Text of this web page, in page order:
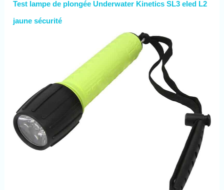
Test lampe de plongée Underwater Kinetics SL3 eled L2
jaune sécurité